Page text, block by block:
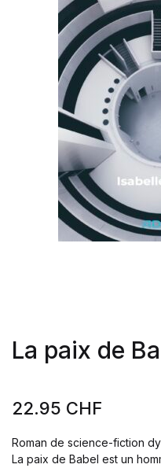
La paix de
22.95 CHF
Roman de science-fiction
La paix de Babel est un